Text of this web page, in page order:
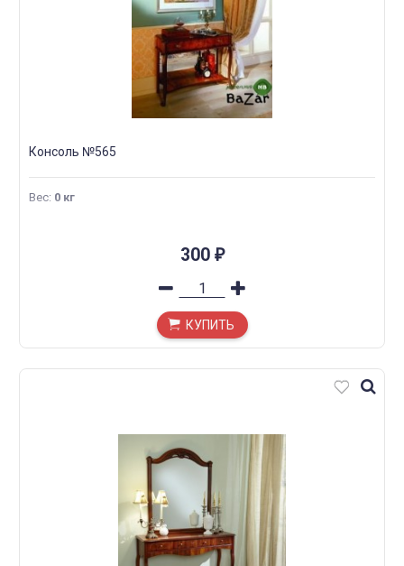
Консоль №565
Вес: 0 кг
300 ₽
КУПИТЬ